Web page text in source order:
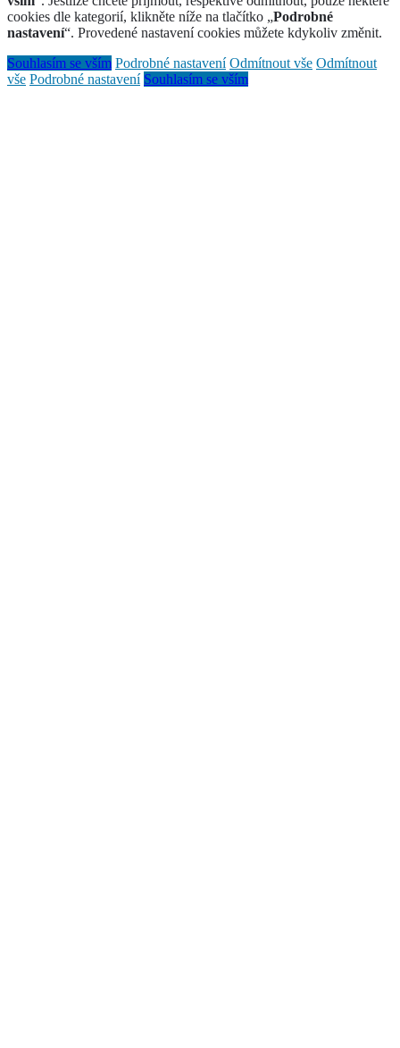
cookies dle kategorií, klikněte níže na tlačítko „Podrobné
nastavení“. Provedené nastavení cookies můžete kdykoliv změnit.
Souhlasím se vším Podrobné nastavení Odmítnout vše Odmítnout
vše Podrobné nastavení Souhlasím se vším